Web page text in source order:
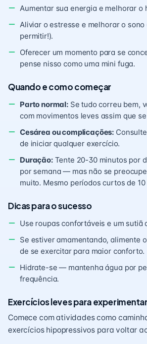
Aumentar sua energia e melhorar o
Aliviar o estresse e melhorar o sono
permitir!).
Oferecer um momento para se
pense nisso como uma mini fuga.
Quando e como começar
Parto normal:Se tudo correu bem,
com movimentos leves assim que
Cesárea ou complicações:
de iniciar qualquer exercício.
Duração:Tente 20-30 minutos por
por semana — mas não se
muito. Mesmo períodos curtos de
Dicas para o sucesso
Use roupas confortáveis e um sutiã
Se estiver amamentando, alimente
de se exercitar para maior conforto.
Hidrate-se — mantenha água por
frequência.
Exercícios leves para experimentar
Comece com atividades como
exercícios hipopressivos para voltar